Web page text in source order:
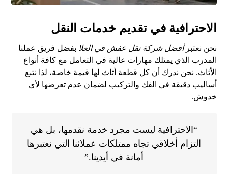
الاحترافية في تقديم خدمات النقل
نحن نعتبرأفضل شركة نقل عفش في العلا بفضل فريق عملنا
المدرب الذي يمتلك مهارات عالية في التعامل مع كافة أنواع
الأثاث. نحن ندرك أن كل قطعة أثاث لها قيمة خاصة، لذا نتبع
أساليب دقيقة في الفك والتركيب لضمان عدم تعرضها لأي
خدوش.
“الاحترافية ليست مجرد خدمة نقدمها، بل هي
التزام أخلاقي تجاه ممتلكات عملائنا التي نعتبرها
أمانة في أيدينا.”